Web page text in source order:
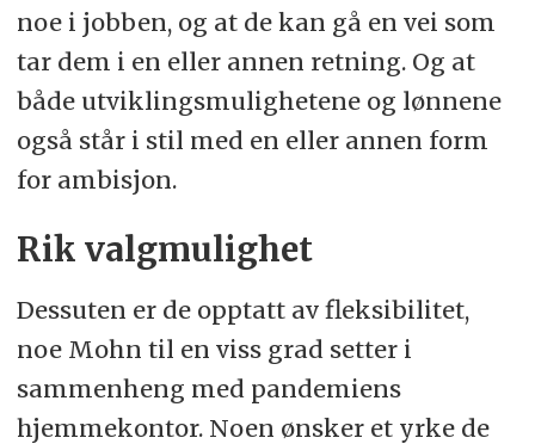
noe i jobben, og at de kan gå en vei som
tar dem i en eller annen retning. Og at
både utviklingsmulighetene og lønnene
også står i stil med en eller annen form
for ambisjon.
Rik valgmulighet
Dessuten er de opptatt av fleksibilitet,
noe Mohn til en viss grad setter i
sammenheng med pandemiens
hjemmekontor. Noen ønsker et yrke de